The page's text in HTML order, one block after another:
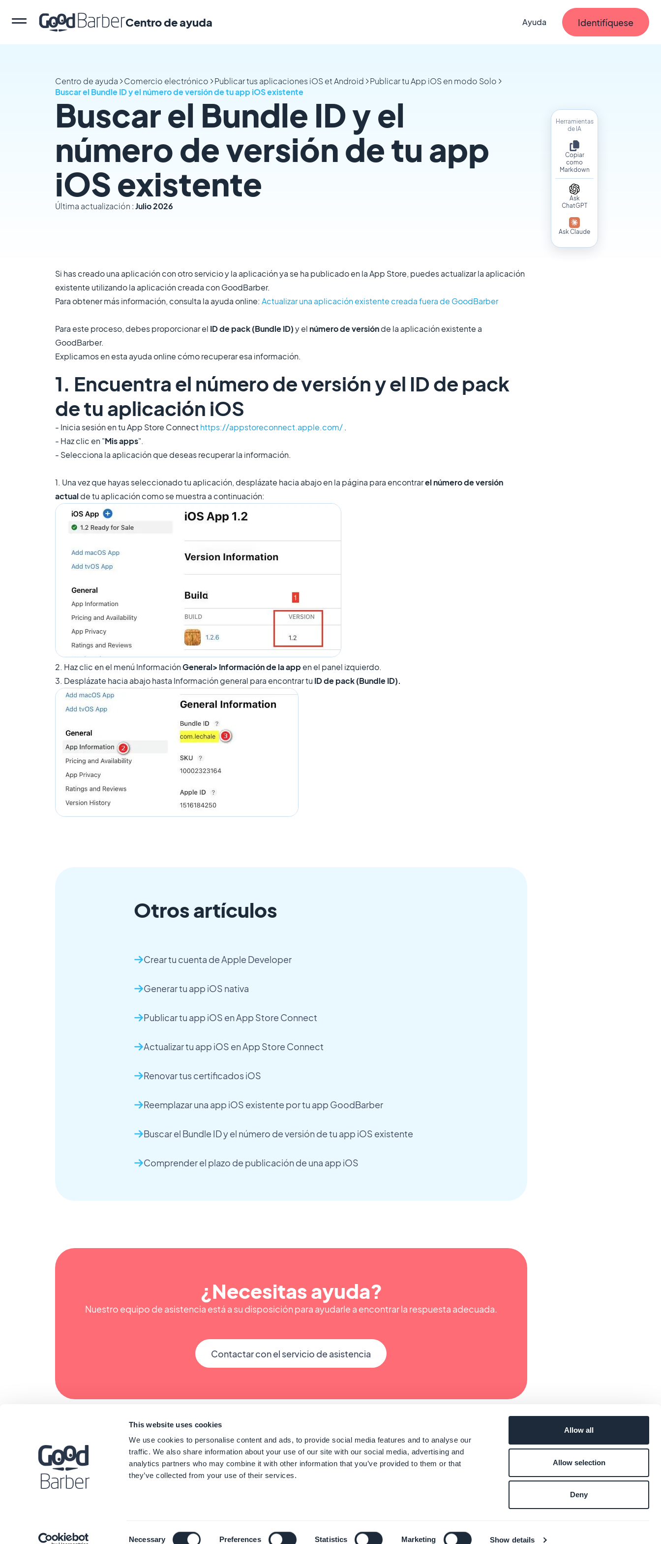
This website uses cookies
We use cookies to personalise content and ads, to provide social media features and to analyse our
traffic. We also share information about your use of our site with our social media, advertising and
analytics partners who may combine it with other information that you’ve provided to them or that
they’ve collected from your use of their services.
Necessary Preferences Statistics Marketing Show details
Allow all
Allow selection
Deny
Centro de ayuda Ayuda Identifíquese
Herramientas
de IA
Copiar
como
Markdown
Ask
ChatGPT
Ask Claude
Centro de ayuda Comercio electrónico Publicar tus aplicaciones iOS et Android
Publicar tu App iOS en modo Solo
Buscar el Bundle ID y el número de versión de tu app iOS existente
Buscar el Bundle ID y el
número de versión de tu app
iOS existente
Última actualización :Julio 2026
Si has creado una aplicación con otro servicio y la aplicación ya se ha publicado en la App Store, puedes actualizar la aplicación
existente utilizando la aplicación creada con GoodBarber.
Para obtener más información, consulta la ayuda online: Actualizar una aplicación existente creada fuera de GoodBarber
Para este proceso, debes proporcionar el ID de pack (Bundle ID)y el número de versiónde la aplicación existente a
GoodBarber.
Explicamos en esta ayuda online cómo recuperar esa información.
1. Encuentra el número de versión y el ID de pack
de tu aplicación iOS
- Inicia sesión en tu App Store Connecthttps://appstoreconnect.apple.com/.
- Haz clic en "Mis apps".
- Selecciona la aplicación que deseas recuperar la información.
1. Una vez que hayas seleccionado tu aplicación, desplázate hacia abajo en la página para encontrarel número de versión
actual de tu aplicación como se muestra a continuación:
2. Haz clic en el menú InformaciónGeneral> Información de la app en el panel izquierdo.
3. Desplázate hacia abajo hasta Información general para encontrar tu ID de pack (Bundle ID).
Otros artículos
Crear tu cuenta de Apple Developer
Generar tu app iOS nativa
Publicar tu app iOS en App Store Connect
Actualizar tu app iOS en App Store Connect
Renovar tus certificados iOS
Reemplazar una app iOS existente por tu app GoodBarber
Buscar el Bundle ID y el número de versión de tu app iOS existente
Comprender el plazo de publicación de una app iOS
¿Necesitas ayuda?
Nuestro equipo de asistencia está a su disposición para ayudarle a encontrar la respuesta adecuada.
Contactar con el servicio de asistencia